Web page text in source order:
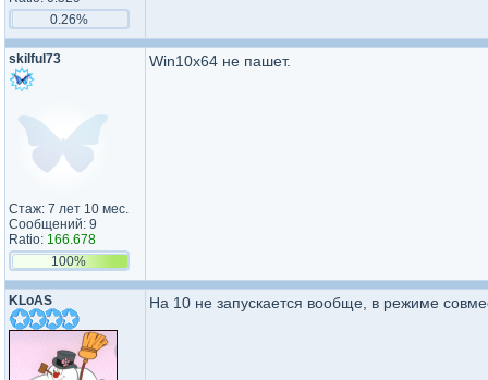
0.26%
skilful73
Стаж: 7 лет 10 мес.
Сообщений: 9
Ratio: 166.678
100%
Win10x64 не пашет.
KLoAS На 10 не запускается вообще, в режиме